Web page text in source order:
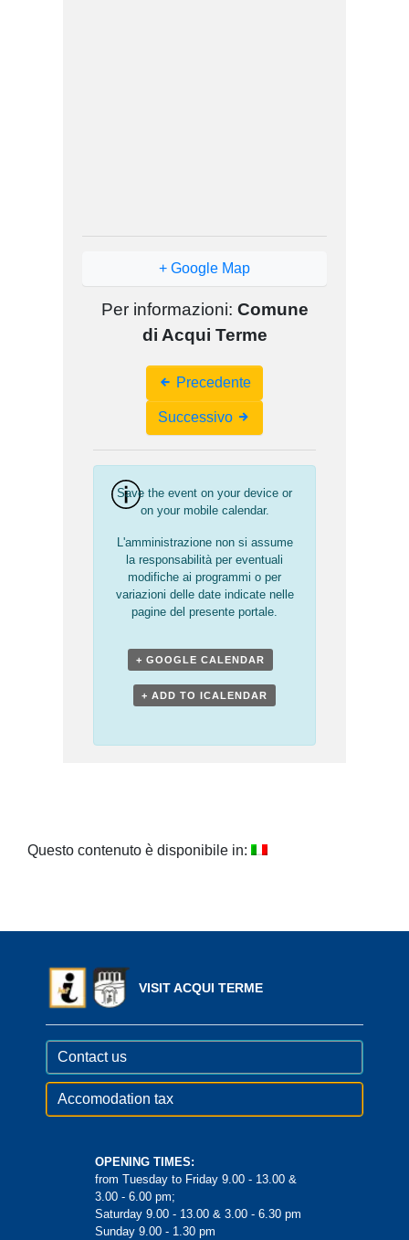
+ Google Map
Per informazioni: Comune
di Acqui Terme
Navigation
Precedente
Successivo
Save the event on your device or
on your mobile calendar.
L'amministrazione non si assume
la responsabilità per eventuali
modifiche ai programmi o per
variazioni delle date indicate nelle
pagine del presente portale.
+ GOOGLE CALENDAR
+ ADD TO ICALENDAR
Questo contenuto è disponibile in:
VISIT ACQUI TERME
Contact us
Accomodation tax
OPENING TIMES:
from Tuesday to Friday 9.00 - 13.00 &
3.00 - 6.00 pm;
Saturday 9.00 - 13.00 & 3.00 - 6.30 pm
Sunday 9.00 - 1.30 pm